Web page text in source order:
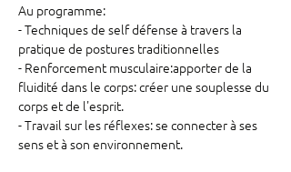
Au programme:
- Techniques de self défense à travers la
pratique de postures traditionnelles
- Renforcement musculaire:apporter de la
fluidité dans le corps: créer une souplesse du
corps et de l'esprit.
- Travail sur les réflexes: se connecter à ses
sens et à son environnement.